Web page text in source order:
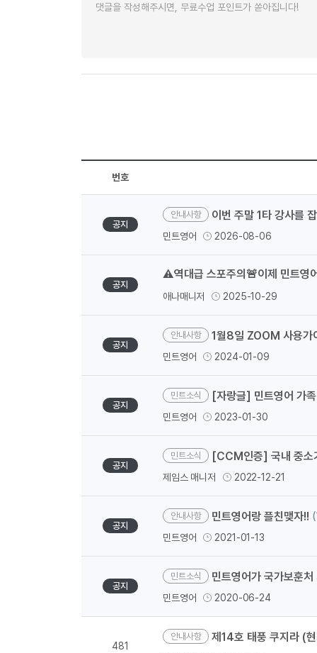
유용한영어표현
번호
공지
안내사항 이번 주말 1타 강사를
민트영어 2026-08-06
공지
⚠️역대급 스포주의🚨이제 민트영
애나매니저 2025-10-29
공지
안내사항 1월8일 ZOOM 사용가
민트영어 2024-01-09
공지
민트소식 [자랑글] 민트영어 가
민트영어 2023-01-30
공지
민트소식 [CCM인증] 국내 중소
제임스 매니저 2022-12-21
공지
안내사항 민트영어랑 플친맺자!!
민트영어
2021-01-13
공지
민트소식 민트영어가 국가보훈
민트영어 2020-06-24
481
안내사항 제14호 태풍 쿠지라 (